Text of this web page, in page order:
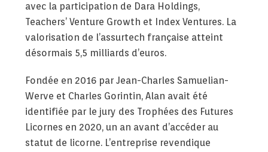
avec la participation de Dara Holdings,
Teachers’ Venture Growth et Index Ventures. La
valorisation de l’assurtech française atteint
désormais 5,5 milliards d’euros.
Fondée en 2016 par Jean-Charles Samuelian-
Werve et Charles Gorintin, Alan avait été
identifiée par le jury des Trophées des Futures
Licornes en 2020, un an avant d’accéder au
statut de licorne. L’entreprise revendique